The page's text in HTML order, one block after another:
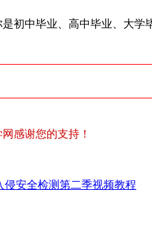
初中毕业、高中毕业、大学
感谢您的支持！
侵安全检测第二季视频教程